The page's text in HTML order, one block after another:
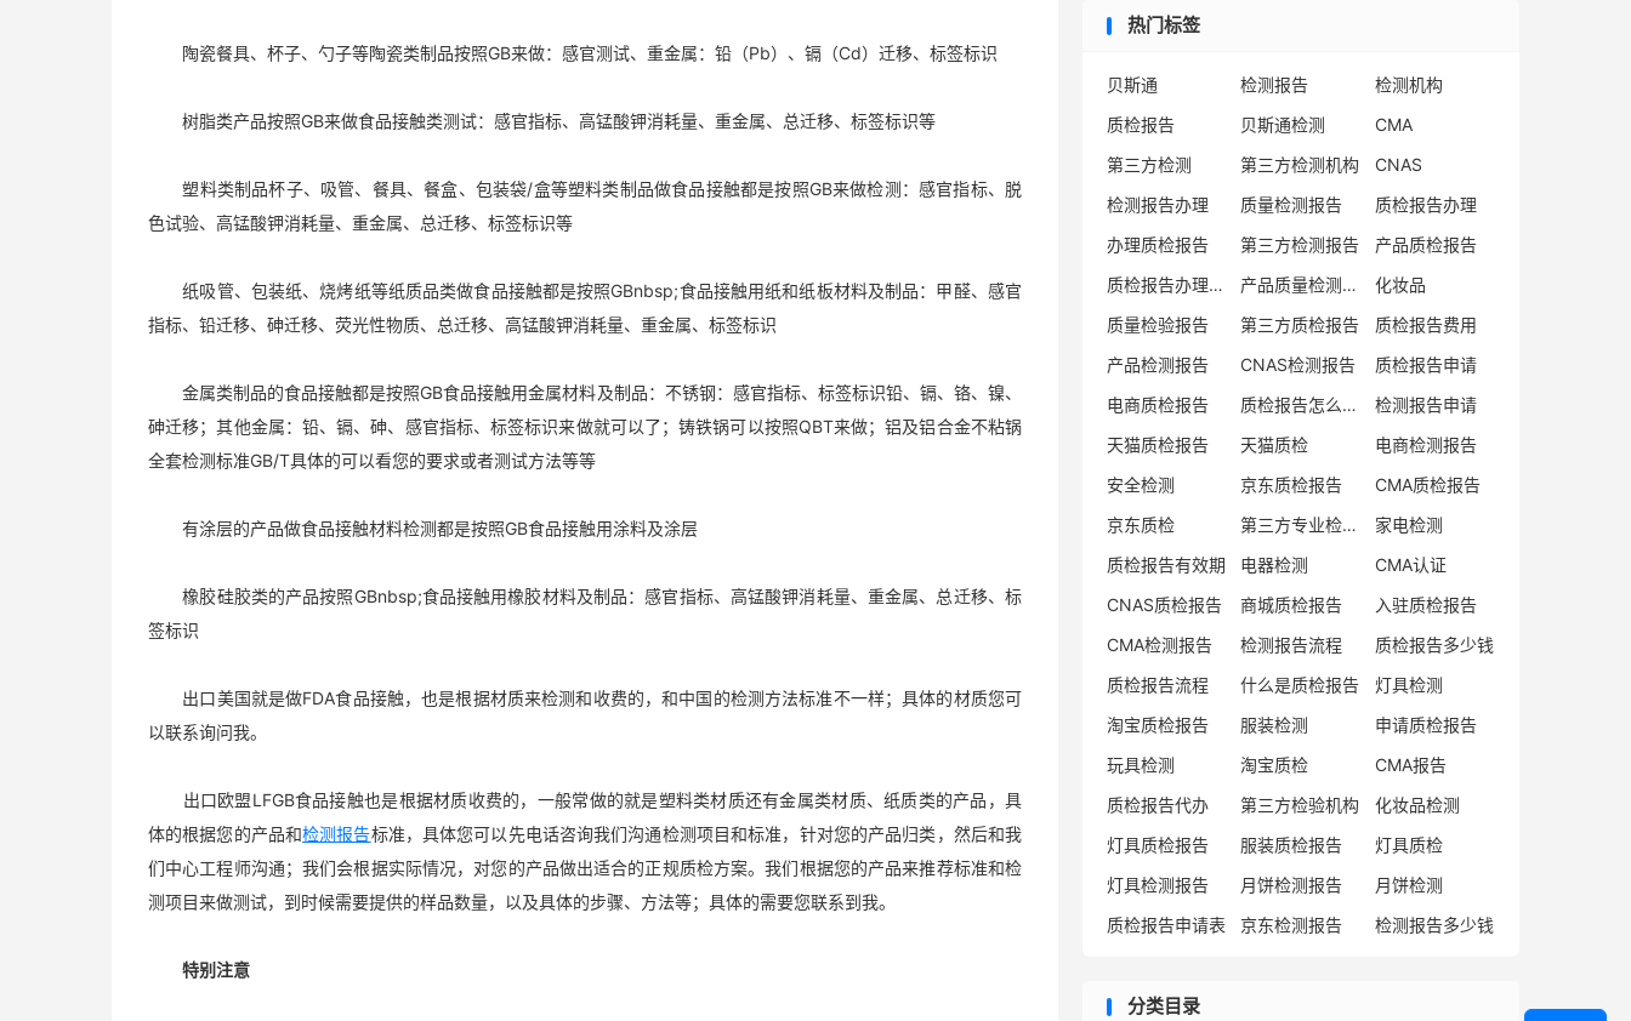
陶瓷餐具、杯子、勺子等陶瓷类制品按照GB来做：感官测试、重金属：铅（Pb）、镉（Cd）迁移、标签标识
树脂类产品按照GB来做食品接触类测试：感官指标、高锰酸钾消耗量、重金属、总迁移、标签标识等
塑料类制品杯子、吸管、餐具、餐盒、包装袋/盒等塑料类制品做食品接触都是按照GB来做检测：感官指标、脱
色试验、高锰酸钾消耗量、重金属、总迁移、标签标识等
纸吸管、包装纸、烧烤纸等纸质品类做食品接触都是按照GBnbsp;食品接触用纸和纸板材料及制品：甲醛、感官
指标、铅迁移、砷迁移、荧光性物质、总迁移、高锰酸钾消耗量、重金属、标签标识
金属类制品的食品接触都是按照GB食品接触用金属材料及制品：不锈钢：感官指标、标签标识铅、镉、铬、镍、
砷迁移；其他金属：铅、镉、砷、感官指标、标签标识来做就可以了；铸铁锅可以按照QBT来做；铝及铝合金不粘锅
全套检测标准GB/T具体的可以看您的要求或者测试方法等等
有涂层的产品做食品接触材料检测都是按照GB食品接触用涂料及涂层
橡胶硅胶类的产品按照GBnbsp;食品接触用橡胶材料及制品：感官指标、高锰酸钾消耗量、重金属、总迁移、标
签标识
出口美国就是做FDA食品接触，也是根据材质来检测和收费的，和中国的检测方法标准不一样；具体的材质您可
以联系询问我。
出口欧盟LFGB食品接触也是根据材质收费的，一般常做的就是塑料类材质还有金属类材质、纸质类的产品，具
体的根据您的产品和检测报告标准，具体您可以先电话咨询我们沟通检测项目和标准，针对您的产品归类，然后和我
们中心工程师沟通；我们会根据实际情况，对您的产品做出适合的正规质检方案。我们根据您的产品来推荐标准和检
测项目来做测试，到时候需要提供的样品数量，以及具体的步骤、方法等；具体的需要您联系到我。
特别注意
热门标签
贝斯通 检测报告
检测机构
质检报告
贝斯通检测
CMA
第三方检测
第三方检测机构
CNAS
检测报告办理
质量检测报告
质检报告办理
办理质检报告
第三方检测报告
产品质检报告
质检报告办理流程
产品质量检测报告
化妆品
质量检验报告
第三方质检报告
质检报告费用
产品检测报告
CNAS检测报告
质检报告申请
电商质检报告
质检报告怎么办理
检测报告申请
天猫质检报告
天猫质检
电商检测报告
安全检测
京东质检报告
CMA质检报告
京东质检
第三方专业检验机构
家电检测
质检报告有效期
电器检测
CMA认证
CNAS质检报告
商城质检报告
入驻质检报告
CMA检测报告
检测报告流程
质检报告多少钱
质检报告流程
什么是质检报告
灯具检测
淘宝质检报告
服装检测
申请质检报告
玩具检测
淘宝质检
CMA报告
质检报告代办
第三方检验机构
化妆品检测
灯具质检报告
服装质检报告
灯具质检
灯具检测报告
月饼检测报告
月饼检测
质检报告申请表
京东检测报告 检测报告多少钱
分类目录